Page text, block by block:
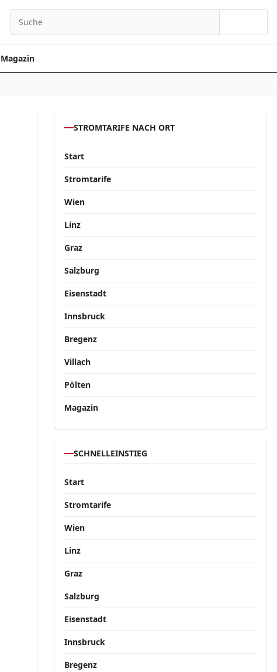
Magazin
STROMTARIFE NACH ORT
Start
Stromtarife
Wien
Linz
Graz
Salzburg
Eisenstadt
Innsbruck
Bregenz
Villach
Pölten
Magazin
SCHNELLEINSTIEG
Start
Stromtarife
Wien
Linz
Graz
Salzburg
Eisenstadt
Innsbruck
Bregenz